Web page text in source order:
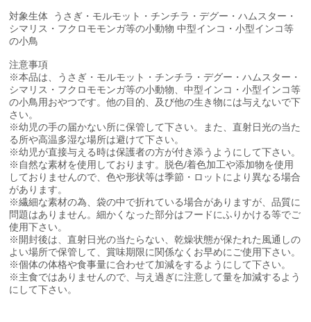
対象生体
うさぎ・モルモット・チンチラ・デグー・ハムスター・
シマリス・フクロモモンガ等の小動物 中型インコ・小型インコ等
の小鳥
注意事項
※本品は、うさぎ・モルモット・チンチラ・デグー・ハムスター・
シマリス・フクロモモンガ等の小動物、中型インコ・小型インコ等
の小鳥用おやつです。他の目的、及び他の生き物には与えないで下
さい。
※幼児の手の届かない所に保管して下さい。また、直射日光の当た
る所や高温多湿な場所は避けて下さい。
※幼児が直接与える時は保護者の方が付き添うようにして下さい。
※自然な素材を使用しております。脱色/着色加工や添加物を使用
しておりませんので、色や形状等は季節・ロットにより異なる場合
があります。
※繊細な素材の為、袋の中で折れている場合がありますが、品質に
問題はありません。細かくなった部分はフードにふりかける等でご
使用下さい。
※開封後は、直射日光の当たらない、乾燥状態が保たれた風通しの
よい場所で保管して、賞味期限に関係なくお早めにご使用下さい。
※個体の体格や食事量に合わせて加減をするようにして下さい。
※主食ではありませんので、与え過ぎに注意して量を加減するよう
にして下さい。